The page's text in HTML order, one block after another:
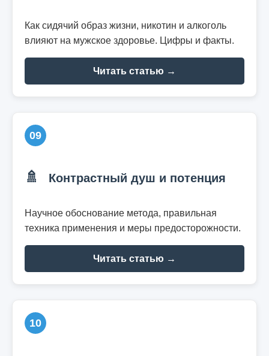
Как сидячий образ жизни, никотин и алкоголь
влияют на мужское здоровье. Цифры и факты.
Читать статью →
09
🚿 Контрастный душ и потенция
Научное обоснование метода, правильная
техника применения и меры предосторожности.
Читать статью →
10